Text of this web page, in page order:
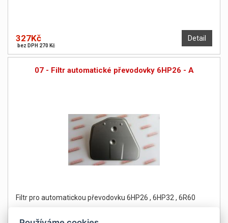
Detail
327Kč
bez DPH 270 Kč
07 - Filtr automatické převodovky 6HP26 - A
Filtr pro automatickou převodovku 6HP26 , 6HP32 , 6R60